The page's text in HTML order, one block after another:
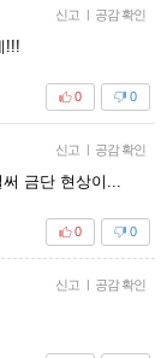
신고 | 공감 확인
!!!
0
0
신고 | 공감 확인
금단 현상이...
0
0
신고 | 공감 확인